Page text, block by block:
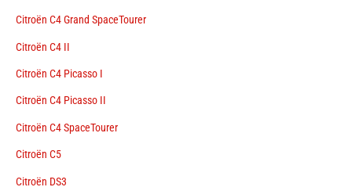
Citroën C4 Grand SpaceTourer
Citroën C4 II
Citroën C4 Picasso I
Citroën C4 Picasso II
Citroën C4 SpaceTourer
Citroën C5
Citroën DS3